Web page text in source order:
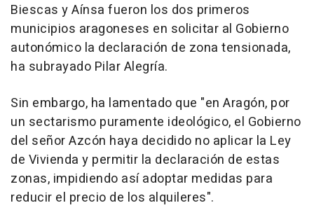
Biescas y Aínsa fueron los dos primeros
municipios aragoneses en solicitar al Gobierno
autonómico la declaración de zona tensionada,
ha subrayado Pilar Alegría.
Sin embargo, ha lamentado que "en Aragón, por
un sectarismo puramente ideológico, el Gobierno
del señor Azcón haya decidido no aplicar la Ley
de Vivienda y permitir la declaración de estas
zonas, impidiendo así adoptar medidas para
reducir el precio de los alquileres".